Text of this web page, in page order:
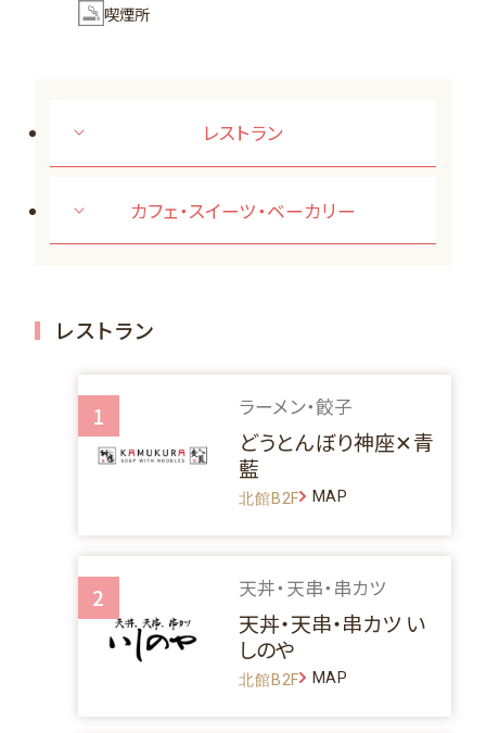
喫煙所
レストラン
カフェ・スイーツ・ベーカリー
レストラン
1 ラーメン・餃子
どうとんぼり神座✕青
藍
北館B2F MAP
2 天丼・天串・串カツ
天丼・天串・串カツ い
しのや
北館B2F MAP